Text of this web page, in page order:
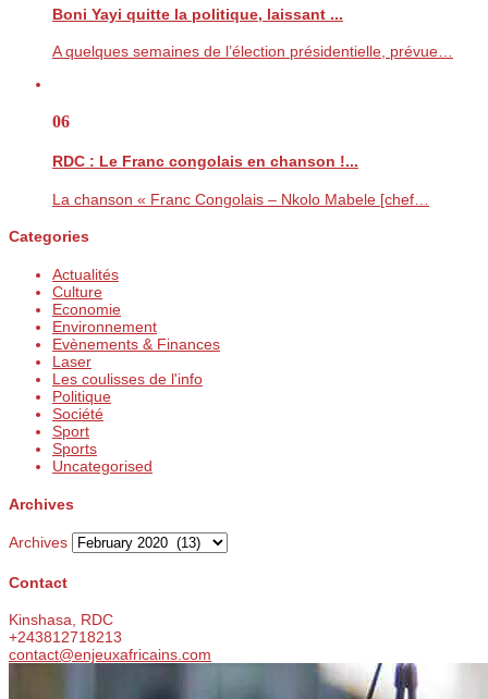
Boni Yayi quitte la politique, laissant ...
A quelques semaines de l’élection présidentielle, prévue…
06
RDC : Le Franc congolais en chanson !...
La chanson « Franc Congolais – Nkolo Mabele [chef…
Categories
Actualités
Culture
Economie
Environnement
Evènements & Finances
Laser
Les coulisses de l'info
Politique
Société
Sport
Sports
Uncategorised
Archives
Archives
Contact
Kinshasa, RDC
+243812718213
contact@enjeuxafricains.com